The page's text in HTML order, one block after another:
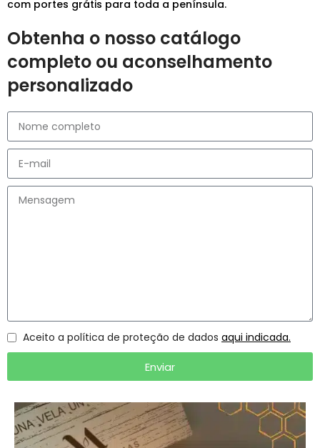
com portes grátis para toda a península.
Obtenha o nosso catálogo
completo ou aconselhamento
personalizado
Aceito a política de proteção de dados aqui indicada.
Enviar